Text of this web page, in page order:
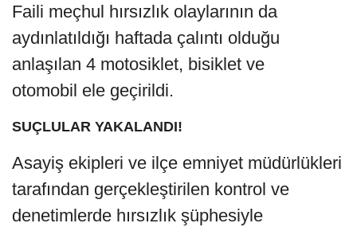
Faili meçhul hırsızlık olaylarının da
aydınlatıldığı haftada çalıntı olduğu
anlaşılan 4 motosiklet, bisiklet ve
otomobil ele geçirildi.
SUÇLULAR YAKALANDI!
Asayiş ekipleri ve ilçe emniyet müdürlükleri
tarafından gerçekleştirilen kontrol ve
denetimlerde hırsızlık şüphesiyle